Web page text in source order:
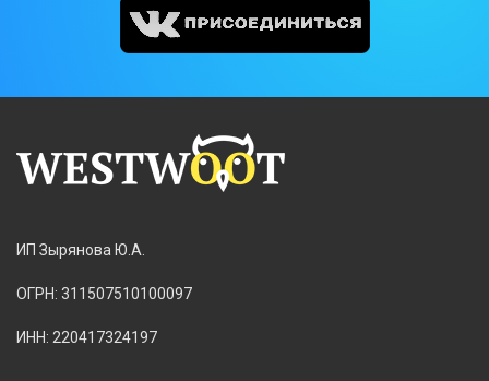
ИП Зырянова Ю.А.
ОГРН: 311507510100097
ИНН: 220417324197